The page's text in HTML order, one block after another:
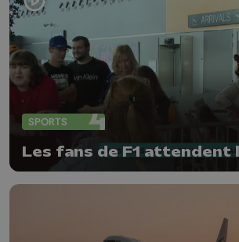
SPORTS
Les fans de F1 attendent